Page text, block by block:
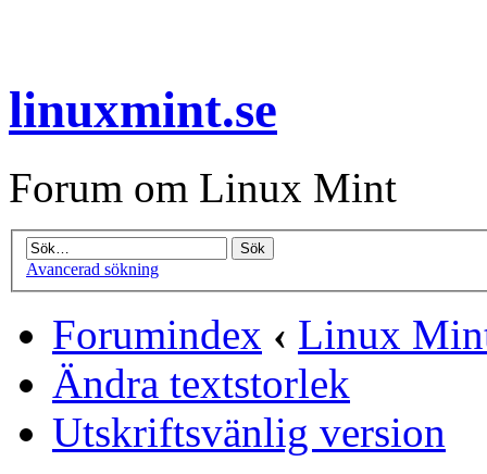
linuxmint.se
Forum om Linux Mint
Avancerad sökning
Forumindex ‹ Linux
Ändra textstorlek
Utskriftsvänlig version